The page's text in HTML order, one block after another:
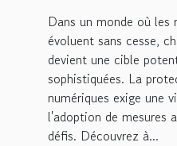
Dans un monde où les
évoluent sans cesse,
devient une cible
sophistiquées. La
numériques exige une
l'adoption de mesures
défis. Découvrez à...